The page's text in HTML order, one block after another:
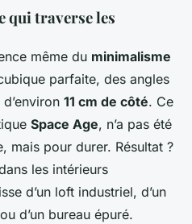
qui traverse les
même du minimalisme
parfaite, des angles
11 cm de côté. Ce
Space Age, n’a pas été
mais pour durer. Résultat ?
les intérieurs
d’un loft industriel, d’un
d’un bureau épuré.